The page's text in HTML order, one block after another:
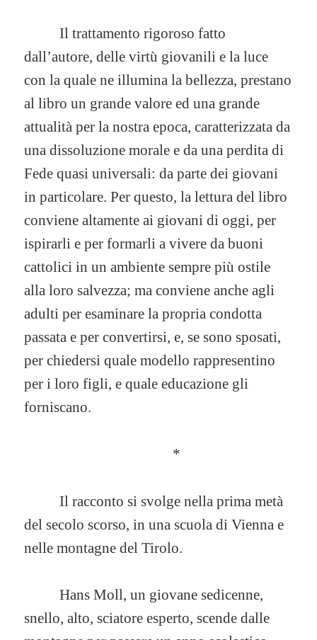
Il trattamento rigoroso fatto
dall’autore, delle virtù giovanili e la luce
con la quale ne illumina la bellezza, prestano
al libro un grande valore ed una grande
attualità per la nostra epoca, caratterizzata da
una dissoluzione morale e da una perdita di
Fede quasi universali: da parte dei giovani
in particolare. Per questo, la lettura del libro
conviene altamente ai giovani di oggi, per
ispirarli e per formarli a vivere da buoni
cattolici in un ambiente sempre più ostile
alla loro salvezza; ma conviene anche agli
adulti per esaminare la propria condotta
passata e per convertirsi, e, se sono sposati,
per chiedersi quale modello rappresentino
per i loro figli, e quale educazione gli
forniscano.
*
Il racconto si svolge nella prima metà
del secolo scorso, in una scuola di Vienna e
nelle montagne del Tirolo.
Hans Moll, un giovane sedicenne,
snello, alto, sciatore esperto, scende dalle